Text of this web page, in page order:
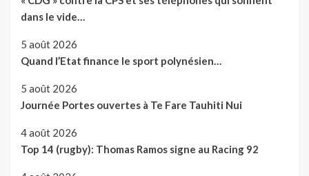
dans le vide…
5 août 2026
Quand l’Etat finance le sport polynésien…
5 août 2026
Journée Portes ouvertes à Te Fare Tauhiti Nui
4 août 2026
Top 14 (rugby): Thomas Ramos signe au Racing 92